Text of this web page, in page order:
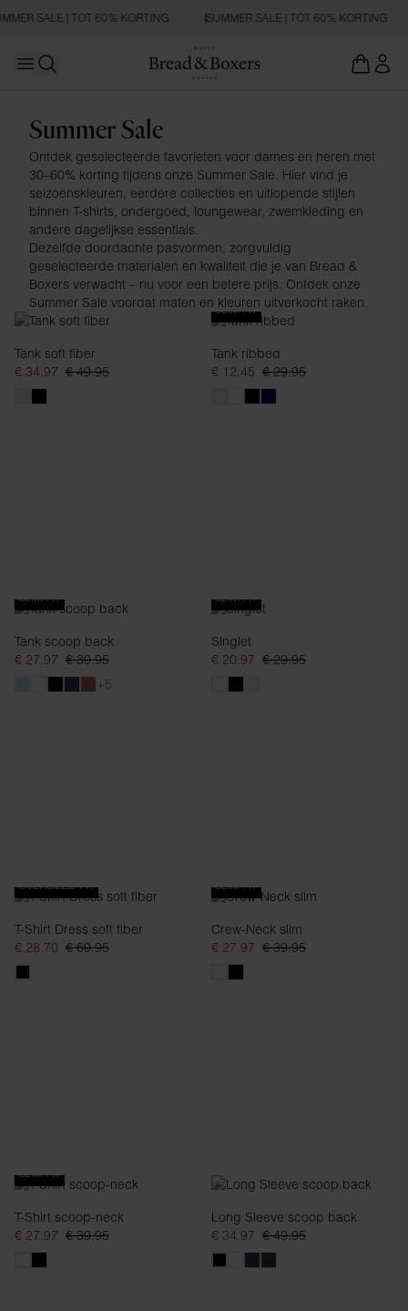
SALE | TOT 60% KORTING SUMMER SALE | TOT 60% KORTING
Open main menu
Dames
Summer Sale
Ontdek geselecteerde favorieten voor dames en heren met
30–60% korting tijdens onze Summer Sale. Hier vind je
seizoenskleuren, eerdere collecties en uitlopende stijlen
binnen T-shirts, ondergoed, loungewear, zwemkleding en
andere dagelijkse essentials.
Dezelfde doordachte pasvormen, zorgvuldig
geselecteerde materialen en kwaliteit die je van Bread &
Boxers verwacht – nu voor een betere prijs. Ontdek onze
Summer Sale voordat maten en kleuren uitverkocht raken.
Tank soft fiber
€ 34.97 € 49.95
SLIM FIT
Tank ribbed
€ 12.45 € 29.95
SLIM FIT
Tank scoop back
€ 27.97 € 39.95
+5
SLIM FIT
Singlet
€ 20.97 € 29.95
OVERSIZED FIT
T-Shirt Dress soft fiber
€ 28.70 € 69.95
SLIM FIT
Crew-Neck slim
€ 27.97 € 39.95
SLIM FIT
T-Shirt scoop-neck
€ 27.97 € 39.95
Long Sleeve scoop back
€ 34.97 € 49.95